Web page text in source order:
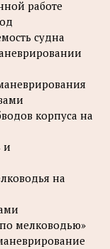
работе
судна
корпуса на
и
на
мелководью»